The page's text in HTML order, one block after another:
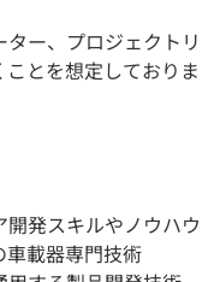
ー、プロジェクトリ
とを想定しておりま
開発スキルやノウハウ
車載器専門技術